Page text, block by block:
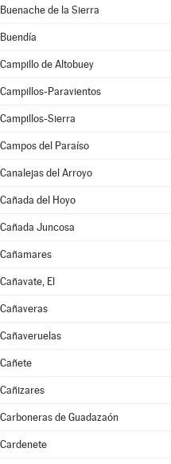
Buenache de la Sierra
Buendía
Campillo de Altobuey
Campillos-Paravientos
Campillos-Sierra
Campos del Paraíso
Canalejas del Arroyo
Cañada del Hoyo
Cañada Juncosa
Cañamares
Cañavate, El
Cañaveras
Cañaveruelas
Cañete
Cañizares
Carboneras de Guadazaón
Cardenete